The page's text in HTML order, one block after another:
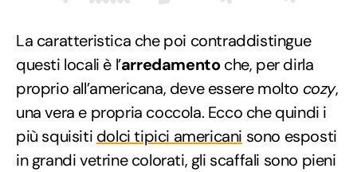
La caratteristica che poi contraddistingue
questi locali è l’arredamentoche, per dirla
proprio all’americana, deve essere molto cozy,
una vera e propria coccola. Ecco che quindi i
più squisiti dolci tipici americani sono esposti
in grandi vetrine colorati, gli scaffali sono pieni